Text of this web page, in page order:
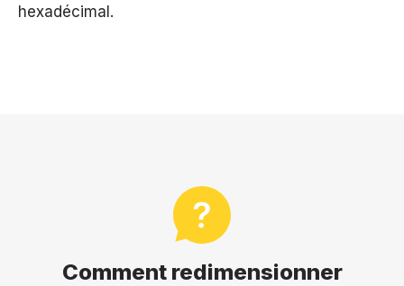
hexadécimal.
Comment redimensionner